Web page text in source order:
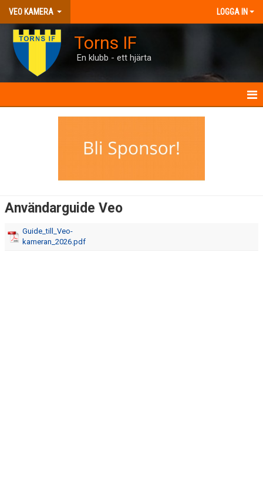
VEO KAMERA LOGGA IN
Torns IF
En klubb - ett hjärta
Användarguide Veo
Guide_till_Veo-
kameran_2026.pdf